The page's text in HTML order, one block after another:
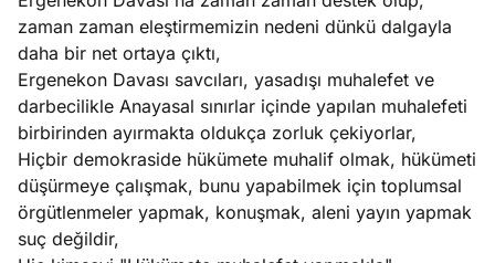
zaman zaman eleştirmemizin nedeni dünkü dalgayla
daha bir net ortaya çıktı,
Ergenekon Davası savcıları, yasadışı muhalefet ve
darbecilikle Anayasal sınırlar içinde yapılan muhalefeti
birbirinden ayırmakta oldukça zorluk çekiyorlar,
Hiçbir demokraside hükümete muhalif olmak, hükümeti
düşürmeye çalışmak, bunu yapabilmek için toplumsal
örgütlenmeler yapmak, konuşmak, aleni yayın yapmak
suç değildir,